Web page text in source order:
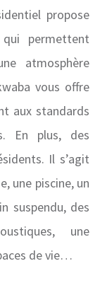
propose
permettent
atmosphère
vous offre
aux standards
En plus, des
Il s’agit
une piscine, un
suspendu, des
une
de vie…